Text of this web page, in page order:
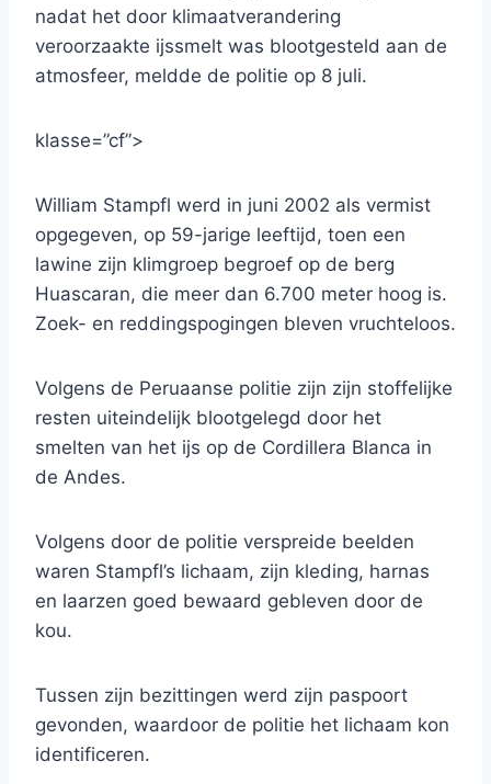
nadat het door klimaatverandering
veroorzaakte ijssmelt was blootgesteld aan de
atmosfeer, meldde de politie op 8 juli.
klasse=”cf”>
William Stampfl werd in juni 2002 als vermist
opgegeven, op 59-jarige leeftijd, toen een
lawine zijn klimgroep begroef op de berg
Huascaran, die meer dan 6.700 meter hoog is.
Zoek- en reddingspogingen bleven vruchteloos.
Volgens de Peruaanse politie zijn zijn stoffelijke
resten uiteindelijk blootgelegd door het
smelten van het ijs op de Cordillera Blanca in
de Andes.
Volgens door de politie verspreide beelden
waren Stampfl’s lichaam, zijn kleding, harnas
en laarzen goed bewaard gebleven door de
kou.
Tussen zijn bezittingen werd zijn paspoort
gevonden, waardoor de politie het lichaam kon
identificeren.